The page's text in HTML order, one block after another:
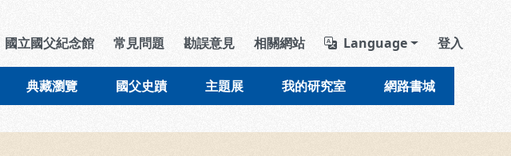
導覽列區塊
國立國父紀念館 常見問題 勘誤意見 相關網站 Language 登入
典藏瀏覽 國父史蹟 主題展 我的研究室 網路書城